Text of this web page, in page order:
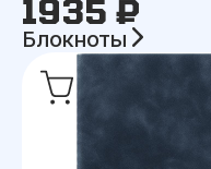
1935 ₽
Блокноты